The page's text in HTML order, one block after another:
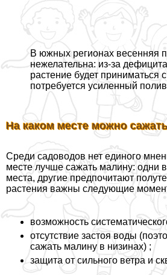
В южных регионах весенняя
нежелательна: из-за
растение будет приниматься
потребуется усиленный
На каком месте можно
Среди садоводов нет единого
месте лучше сажать малину: одни
места, другие предпочитают
растения важны следующие
возможность
отсутствие застоя воды
сажать малину в низинах) ;
защита от сильного ветра и